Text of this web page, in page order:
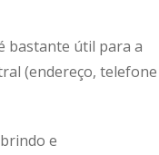
bastante útil para a
(endereço, telefone
e